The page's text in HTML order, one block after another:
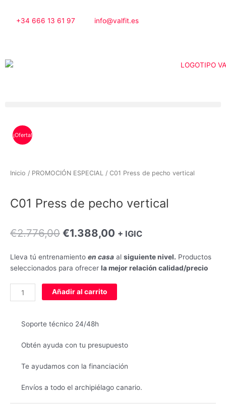
+34 666 13 61 97 info@valfit.es
¡Oferta!
Inicio / PROMOCIÓN ESPECIAL / C01 Press de pecho vertical
C01 Press de pecho vertical
€2.776,00 El
original
era:
€1.388,00 El
actual
es:
+ IGIC
Lleva tú entrenamiento en casa al siguiente nivel. Productos
seleccionados para ofrecer la mejor relación calidad/precio
Press
pecho
cantidad
Añadir al carrito
Soporte técnico 24/48h
Obtén ayuda con tu presupuesto
Te ayudamos con la financiación
Envíos a todo el archipiélago canario.